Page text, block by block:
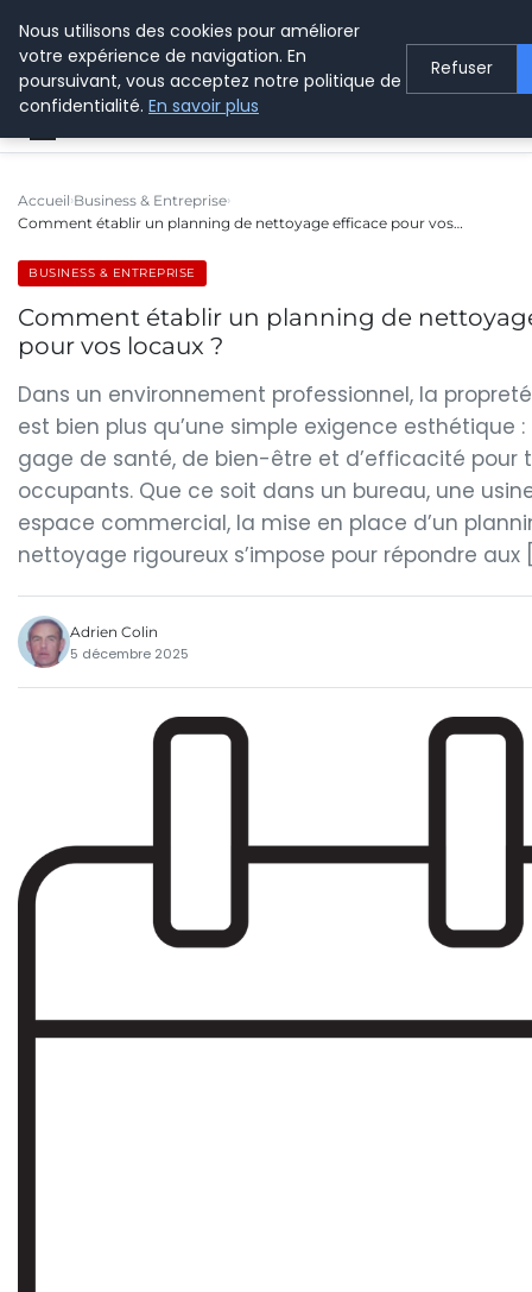
LE WEBMARKETING
Accueil Business & Entreprise
Comment établir un planning de nettoyage efficace pour vos…
BUSINESS & ENTREPRISE
Comment établir un planning de
pour vos locaux ?
Dans un environnement professionnel, la
est bien plus qu’une simple exigence esthétique
gage de santé, de bien-être et d’efficacité pour
occupants. Que ce soit dans un bureau, une
espace commercial, la mise en place d’un
nettoyage rigoureux s’impose pour répondre aux
Adrien Colin
5 décembre 2025
Nous utilisons des cookies pour améliorer
votre expérience de navigation. En
poursuivant, vous acceptez notre politique de
confidentialité. En savoir plus
Refuser